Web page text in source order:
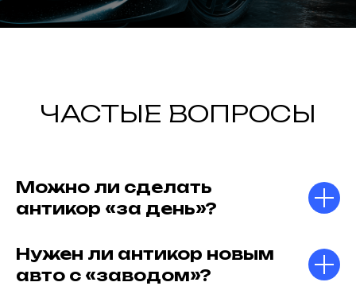
ЧАСТЫЕ ВОПРОСЫ
Можно ли сделать
антикор «за день»?
Нужен ли антикор новым
авто с «заводом»?